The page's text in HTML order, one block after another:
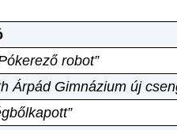
robot”
Árpád Gimnázium új